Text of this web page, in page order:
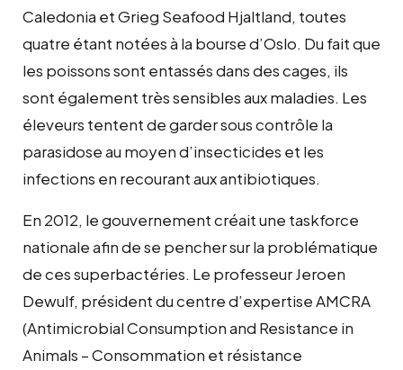
Caledonia et Grieg Seafood Hjaltland, toutes
quatre étant notées à la bourse d’Oslo. Du fait que
les poissons sont entassés dans des cages, ils
sont également très sensibles aux maladies. Les
éleveurs tentent de garder sous contrôle la
parasidose au moyen d’insecticides et les
infections en recourant aux antibiotiques.
En 2012, le gouvernement créait une taskforce
nationale afin de se pencher sur la problématique
de ces superbactéries. Le professeur Jeroen
Dewulf, président du centre d’expertise AMCRA
(Antimicrobial Consumption and Resistance in
Animals – Consommation et résistance